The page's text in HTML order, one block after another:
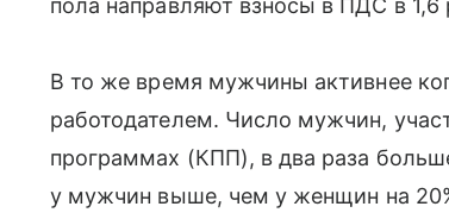
пола направляют взносы в ПДС в
В то же время мужчины активнее
работодателем. Число мужчин,
программах (КПП), в два раза
у мужчин выше, чем у женщин на